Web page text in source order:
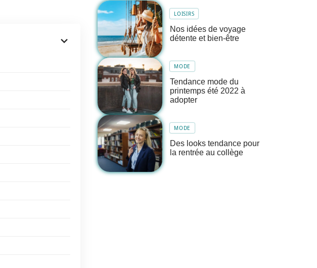
LOISIRS
Nos idées de voyage
détente et bien-être
MODE
Tendance mode du
printemps été 2022 à
adopter
MODE
Des looks tendance pour
la rentrée au collège